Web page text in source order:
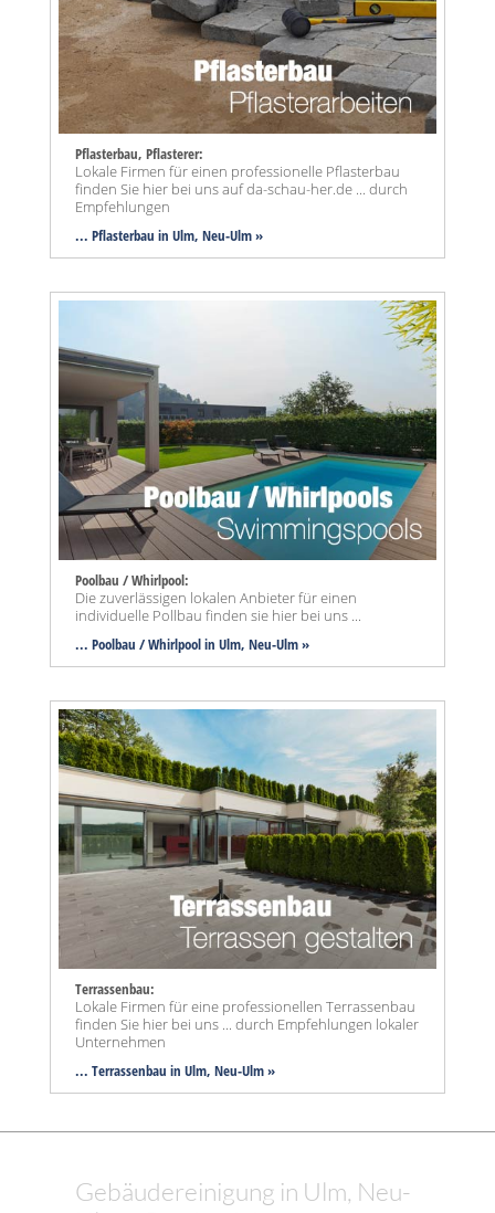
Pflasterbau, Pflasterer:
Lokale Firmen für einen professionelle Pflasterbau
finden Sie hier bei uns auf da-schau-her.de ... durch
Empfehlungen
... Pflasterbau in Ulm, Neu-Ulm »
Poolbau / Whirlpool:
Die zuverlässigen lokalen Anbieter für einen
individuelle Pollbau finden sie hier bei uns ...
... Poolbau / Whirlpool in Ulm, Neu-Ulm »
Terrassenbau:
Lokale Firmen für eine professionellen Terrassenbau
finden Sie hier bei uns ... durch Empfehlungen lokaler
Unternehmen
... Terrassenbau in Ulm, Neu-Ulm »
Gebäudereinigung in Ulm, Neu-